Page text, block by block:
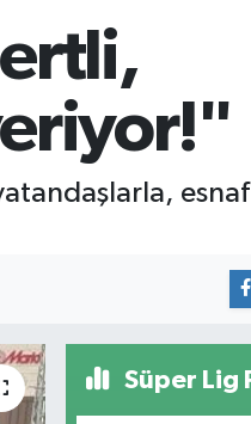
Süper Lig